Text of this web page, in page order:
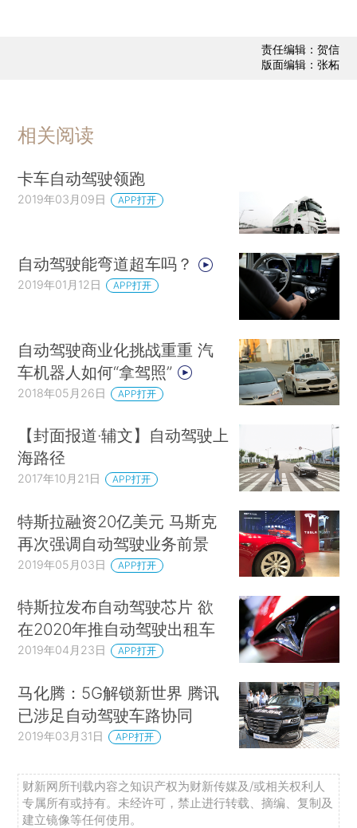
责任编辑：贺信
版面编辑：张柘
相关阅读
卡车自动驾驶领跑
2019年03月09日 APP打开
自动驾驶能弯道超车吗？
2019年01月12日 APP打开
自动驾驶商业化挑战重重 汽
车机器人如何“拿驾照”
2018年05月26日 APP打开
【封面报道·辅文】自动驾驶上
海路径
2017年10月21日 APP打开
特斯拉融资20亿美元 马斯克
再次强调自动驾驶业务前景
2019年05月03日 APP打开
特斯拉发布自动驾驶芯片 欲
在2020年推自动驾驶出租车
2019年04月23日 APP打开
马化腾：5G解锁新世界 腾讯
已涉足自动驾驶车路协同
2019年03月31日 APP打开
财新网所刊载内容之知识产权为财新传媒及/或相关权利人
专属所有或持有。未经许可，禁止进行转载、摘编、复制及
建立镜像等任何使用。